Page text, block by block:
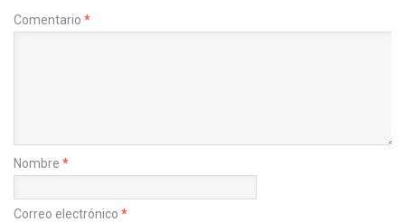
Comentario *
Nombre *
Correo electrónico *